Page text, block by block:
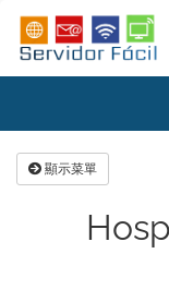
顯示菜單